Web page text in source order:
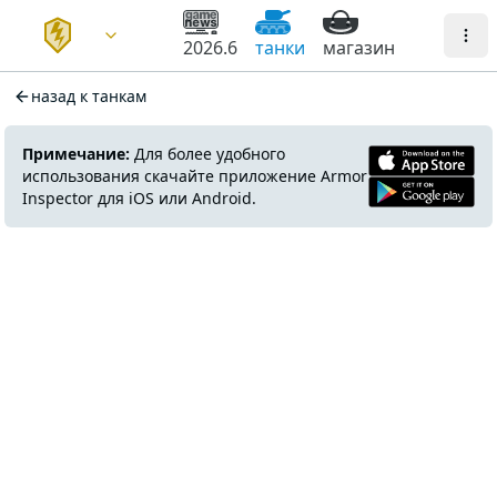
2026.6 танки магазин
назад к танкам
Примечание: Для более удобного
использования скачайте приложение Armor
Inspector для iOS или Android.